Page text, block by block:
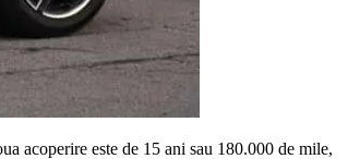
acoperire este de 15 ani sau 180.000 de mile,